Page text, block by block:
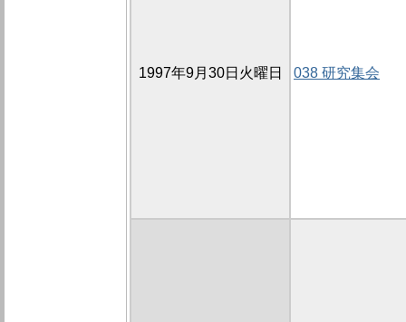
1997年9月30日火曜日 038 研究集会